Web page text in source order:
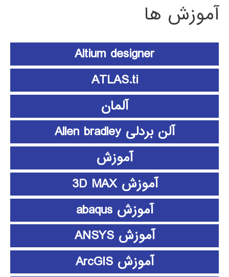
آموزش ها
Altium designer
ATLAS.ti
آلمان
آلن بردلی Allen bradley
آموزش
آموزش 3D MAX
آموزش abaqus
آموزش ANSYS
آموزش ArcGIS